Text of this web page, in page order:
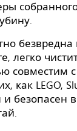
безвредна
легко
совместим с
как LEGO,
и безопасен в